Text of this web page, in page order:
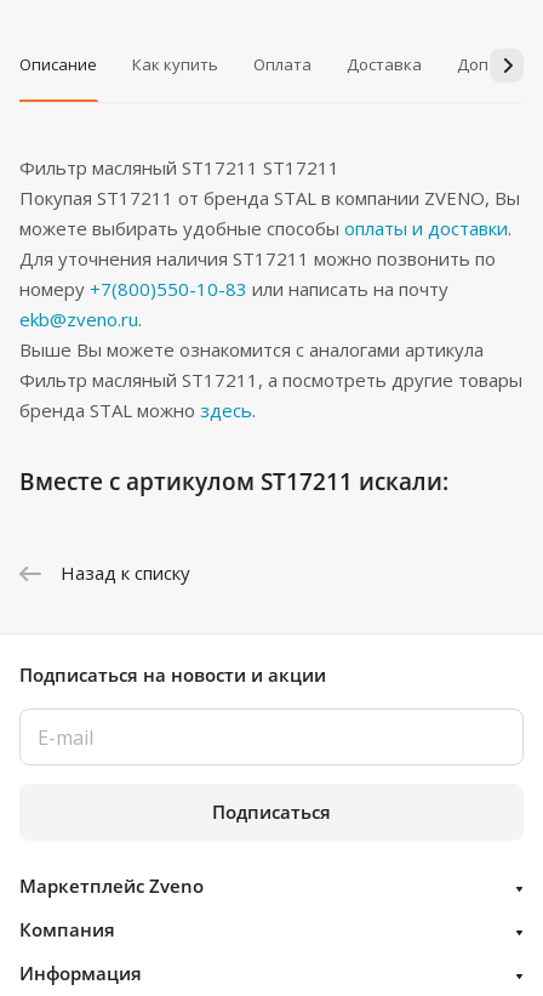
Описание Как купить Оплата Доставка
Фильтр масляный ST17211 ST17211
Покупая ST17211 от бренда STAL в компании ZVENO, Вы
можете выбирать удобные способы оплаты и доставки.
Для уточнения наличия ST17211 можно позвонить по
номеру +7(800)550-10-83 или написать на почту
ekb@zveno.ru.
Выше Вы можете ознакомится с аналогами артикула
Фильтр масляный ST17211, а посмотреть другие товары
бренда STAL можно здесь.
Вместе с артикулом ST17211 искали:
Назад к списку
Подписаться на новости и акции
Подписаться
Маркетплейс Zveno
Компания
Информация